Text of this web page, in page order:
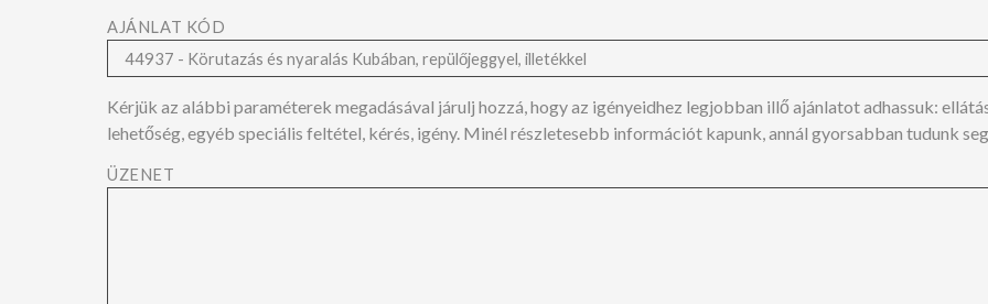
AJÁNLAT KÓD
Kérjük az alábbi paraméterek megadásával járulj hozzá, hogy az igényeidhez legjobban illő ajánlatot adhassuk:
lehetőség, egyéb speciális feltétel, kérés, igény. Minél részletesebb információt kapunk, annál gyorsabban tudunk
ÜZENET